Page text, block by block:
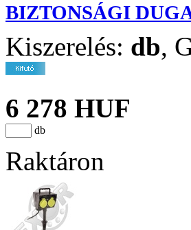
BIZTONSÁGI
Kiszerelés: db,
6 278 HUF
db
Raktáron